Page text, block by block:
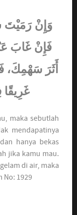
وَإِنْ رَمَيْتَ
فَإِنْ غَابَ
أَثَرَ سَهْمِكَ،
غَرِيقًا
maka sebutlah
mendapatinya
hanya bekas
jika kamu mau.
di air, maka
No: 1929